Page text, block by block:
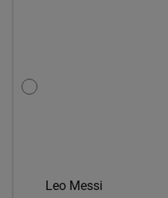
Leo Messi